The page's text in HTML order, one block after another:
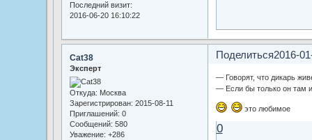
Последний визит:
2016-06-20 16:10:22
Поделиться2016-
Cat38
Эксперт
Откуда: Москва
Зарегистрирован: 2015-08-11
Приглашений: 0
Сообщений: 580
Уважение: +286
— Говорят, что дикарь
— Если бы только он там
это любимое
0